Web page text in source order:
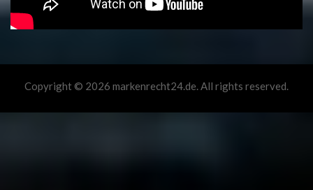
Copyright © 2026 markenrecht24.de. All rights reserved.